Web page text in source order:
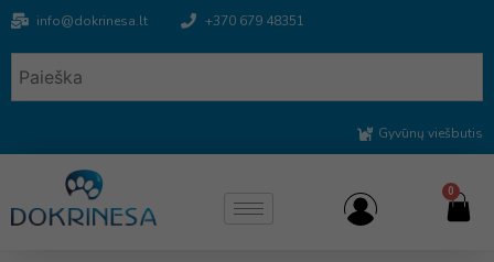
info@dokrinesa.lt +370 679 48351
Gyvūnų viešbutis
0